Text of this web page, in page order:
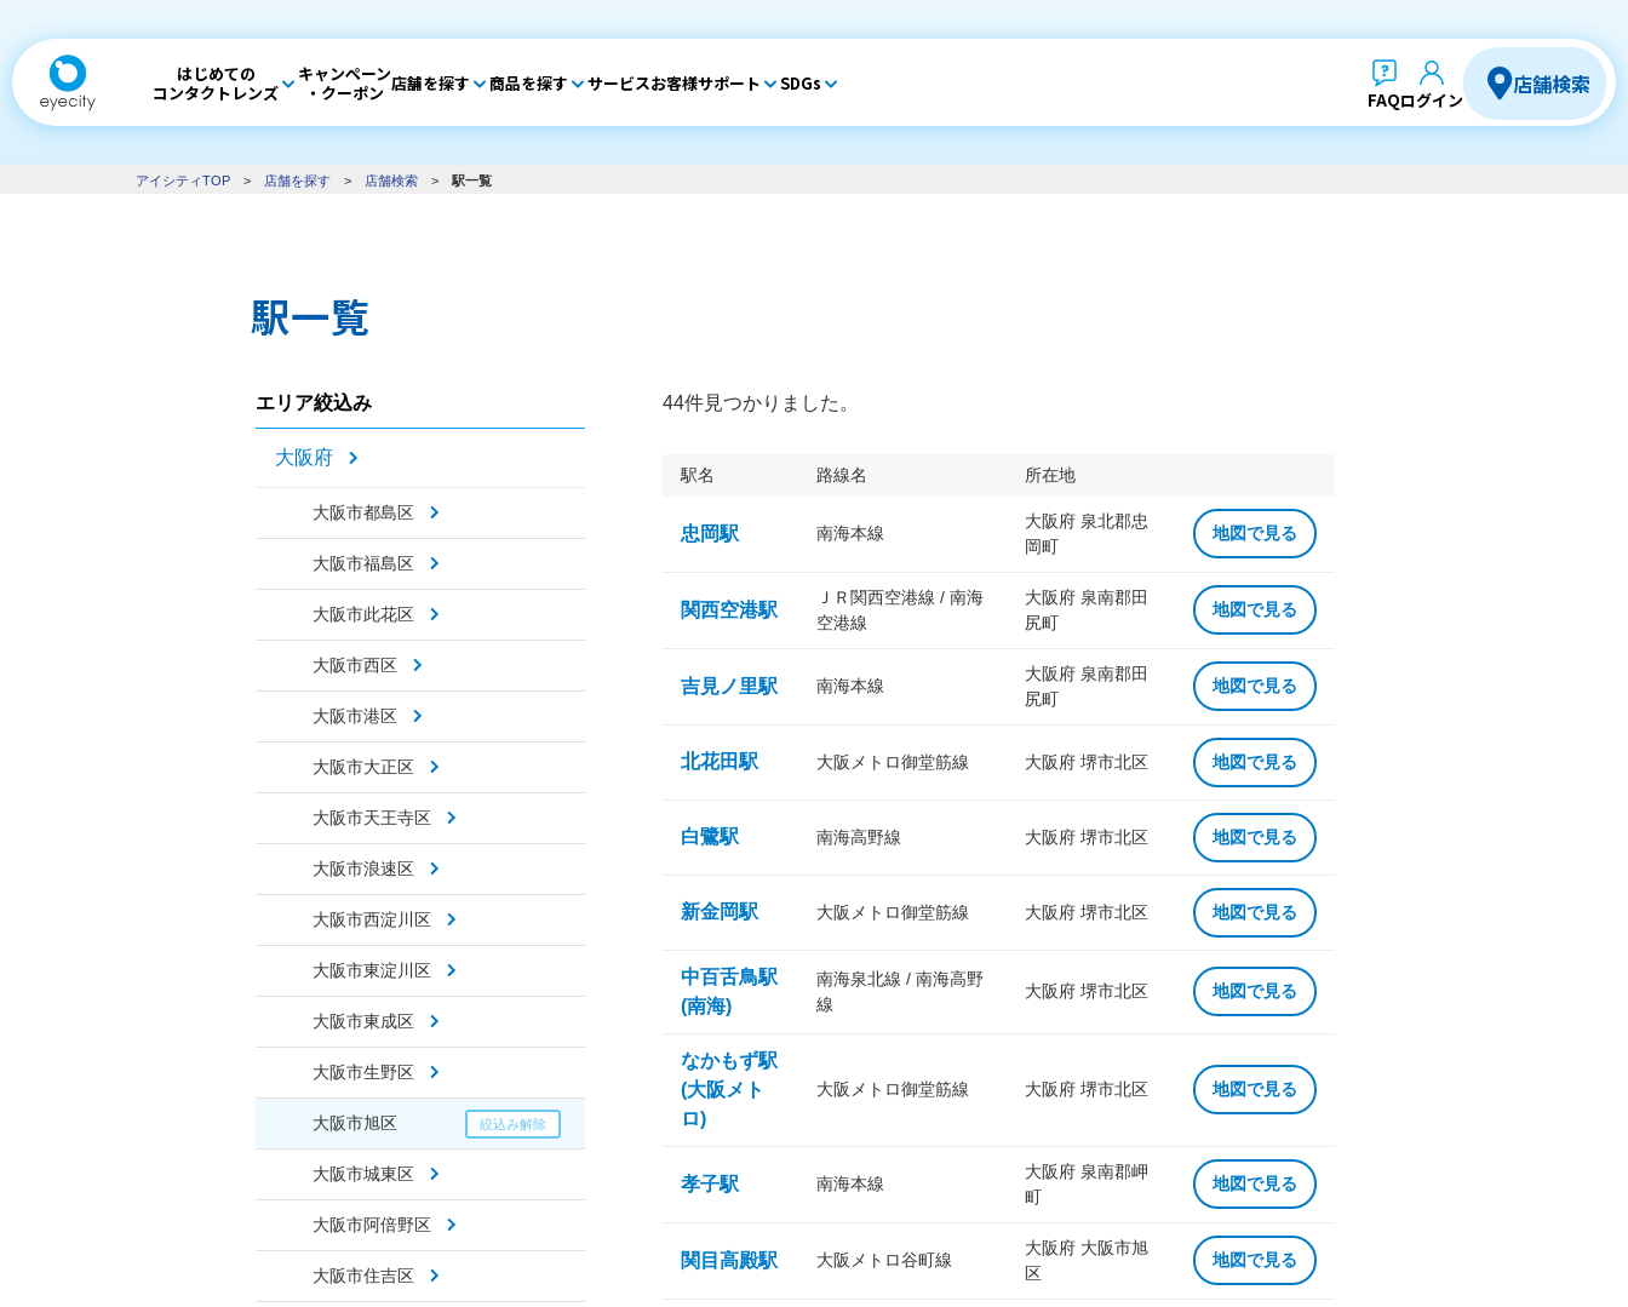
はじめての
コンタクトレンズ
キャンペーン
・クーポン 店舗を探す 商品を探す サービスお客様サポート SDGs
FAQログイン
店舗検索
アイシティTOP > 店舗を探す > 店舗検索 > 駅一覧
駅一覧
エリア絞込み
大阪府
大阪市都島区
大阪市福島区
大阪市此花区
大阪市西区
大阪市港区
大阪市大正区
大阪市天王寺区
大阪市浪速区
大阪市西淀川区
大阪市東淀川区
大阪市東成区
大阪市生野区
大阪市旭区
大阪市城東区
大阪市阿倍野区
大阪市住吉区
44件見つかりました。
駅名 路線名 所在地
忠岡駅 南海本線
大阪府 泉北郡忠
岡町
地図で見る
関西空港駅
ＪＲ関西空港線 / 南海
空港線
大阪府 泉南郡田
尻町
地図で見る
吉見ノ里駅 南海本線
大阪府 泉南郡田
尻町
地図で見る
北花田駅 大阪メトロ御堂筋線 大阪府 堺市北区 地図で見る
白鷺駅 南海高野線 大阪府 堺市北区 地図で見る
新金岡駅 大阪メトロ御堂筋線 大阪府 堺市北区 地図で見る
中百舌鳥駅
(南海)
南海泉北線 / 南海高野
線
大阪府 堺市北区 地図で見る
なかもず駅
(大阪メト
ロ)
大阪メトロ御堂筋線 大阪府 堺市北区 地図で見る
孝子駅 南海本線
大阪府 泉南郡岬
町
地図で見る
関目高殿駅 大阪メトロ谷町線
大阪府 大阪市旭
区
地図で見る